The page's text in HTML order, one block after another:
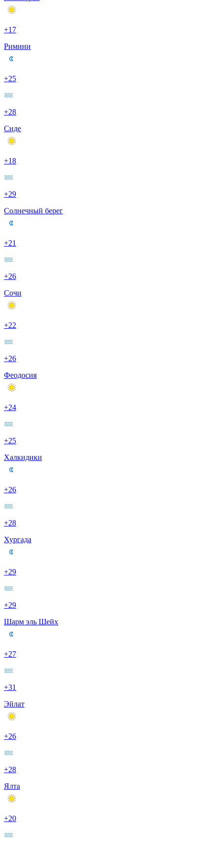
+17
Римини
+25
+28
Сиде
+18
+29
Солнечный берег
+21
+26
Сочи
+22
+26
Феодосия
+24
+25
Халкидики
+26
+28
Хургада
+29
+29
Шарм эль Шейх
+27
+31
Эйлат
+26
+28
Ялта
+20